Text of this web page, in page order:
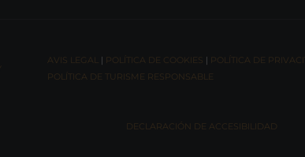
AVIS LEGAL | POLÍTICA DE COOKIES | POLÍTICA DE
POLÍTICA DE TURISME RESPONSABLE
DECLARACIÓN DE ACCESIBILIDAD